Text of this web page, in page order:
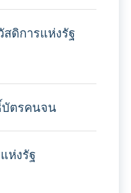
สดิการแห่งรัฐ
บัตรคนจน
ห่งรัฐ